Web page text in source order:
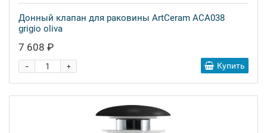
Донный клапан для раковины ArtCeram ACA038
grigio oliva
7 608 ₽
+
- Купить